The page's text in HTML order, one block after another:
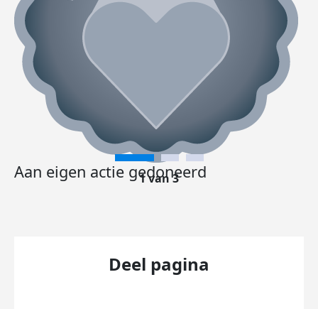
Aan eigen actie gedoneerd
1 van 3
Deel pagina